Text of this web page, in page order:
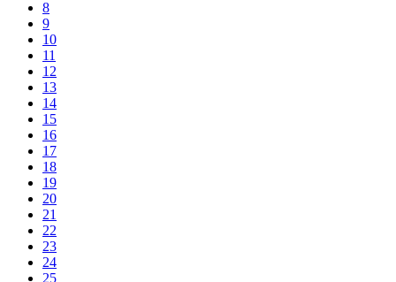
8
9
10
11
12
13
14
15
16
17
18
19
20
21
22
23
24
25